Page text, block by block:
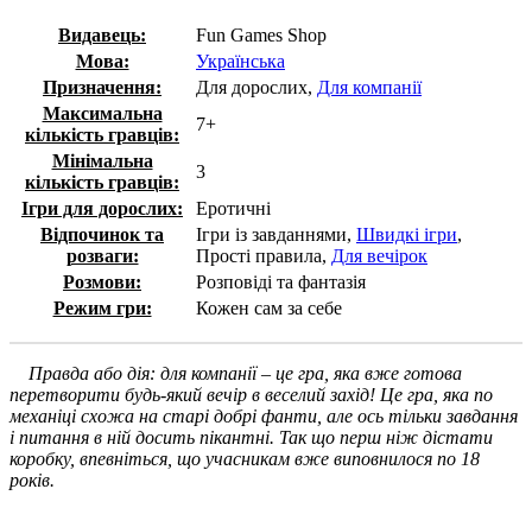
Видавець:
Fun Games Shop
Мова:
Українська
Призначення:
Для дорослих, Для компанії
Максимальна
кількість гравців:
7+
Мінімальна
кількість гравців:
3
Ігри для дорослих:
Еротичні
Відпочинок та
розваги:
Ігри із завданнями, Швидкі ігри,
Прості правила, Для вечірок
Розмови:
Розповіді та фантазія
Режим гри:
Кожен сам за себе
Правда або дія: для компанії – це гра, яка вже готова
перетворити будь-який вечір в веселий захід! Це гра, яка по
механіці схожа на старі добрі фанти, але ось тільки завдання
і питання в ній досить пікантні. Так що перш ніж дістати
коробку, впевніться, що учасникам вже виповнилося по 18
років.